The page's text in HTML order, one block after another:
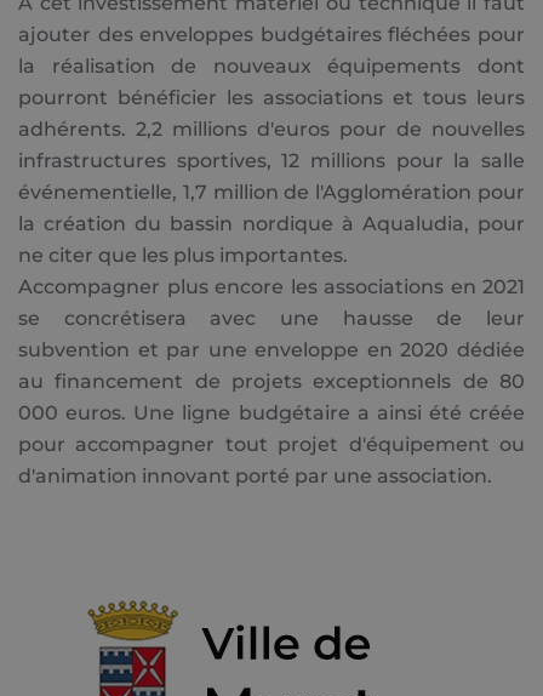
ajouter des enveloppes budgétaires fléchées pour
la réalisation de nouveaux équipements dont
pourront bénéficier les associations et tous leurs
adhérents. 2,2 millions d'euros pour de nouvelles
infrastructures sportives, 12 millions pour la salle
événementielle, 1,7 million de l'Agglomération pour
la création du bassin nordique à Aqualudia, pour
ne citer que les plus importantes.
Accompagner plus encore les associations en 2021
se concrétisera avec une hausse de leur
subvention et par une enveloppe en 2020 dédiée
au financement de projets exceptionnels de 80
000 euros. Une ligne budgétaire a ainsi été créée
pour accompagner tout projet d'équipement ou
d'animation innovant porté par une association.